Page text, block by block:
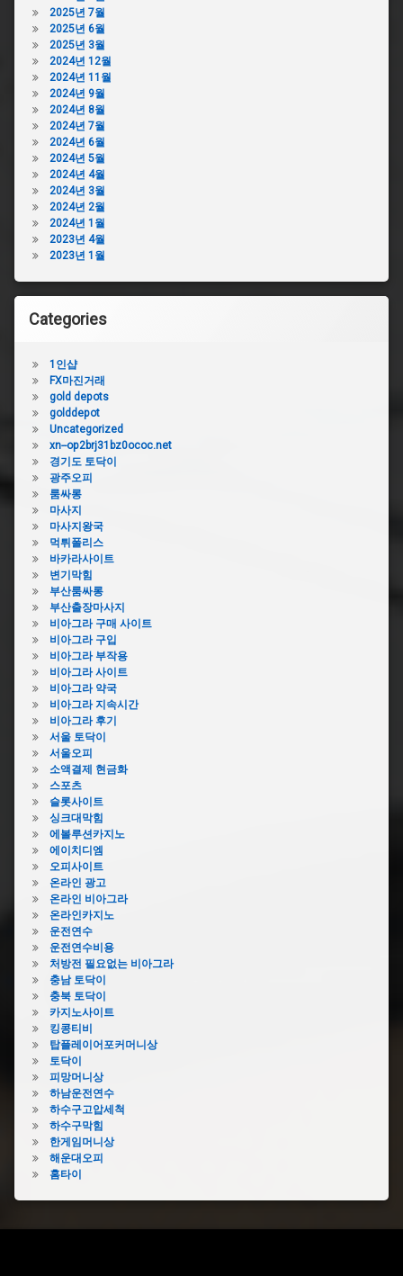
2025년 7월
2025년 6월
2025년 3월
2024년 12월
2024년 11월
2024년 9월
2024년 8월
2024년 7월
2024년 6월
2024년 5월
2024년 4월
2024년 3월
2024년 2월
2024년 1월
2023년 4월
2023년 1월
Categories
1인샵
FX마진거래
gold depots
golddepot
Uncategorized
xn--op2brj31bz0ococ.net
경기도 토닥이
광주오피
룸싸롱
마사지
마사지왕국
먹튀폴리스
바카라사이트
변기막힘
부산룸싸롱
부산출장마사지
비아그라 구매 사이트
비아그라 구입
비아그라 부작용
비아그라 사이트
비아그라 약국
비아그라 지속시간
비아그라 후기
서울 토닥이
서울오피
소액결제 현금화
스포츠
슬롯사이트
싱크대막힘
에볼루션카지노
에이치디엠
오피사이트
온라인 광고
온라인 비아그라
온라인카지노
운전연수
운전연수비용
처방전 필요없는 비아그라
충남 토닥이
충북 토닥이
카지노사이트
킹콩티비
탑플레이어포커머니상
토닥이
피망머니상
하남운전연수
하수구고압세척
하수구막힘
한게임머니상
해운대오피
홈타이